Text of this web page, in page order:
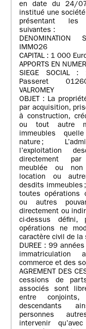
en date du 24/
institué une
présentant les
suivantes :
IMMO26
CAPITAL : 1 000
APPORTS EN
SIEGE SOCIAL
Passeret
VALROMEY
OBJET : La
par acquisition,
à construction,
ou tout autre
immeubles
nature ;
l’exploitation
directement
meublée ou non
location ou
desdits immeubles
toutes opérations
ou autres
directement ou
ci-dessus défini,
opérations ne
caractère civil de la
DUREE : 99
commerce et des
AGREMENT DES
cessions de
associés sont
entre
descendants
personnes
intervenir